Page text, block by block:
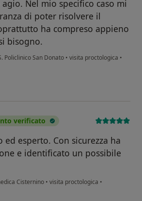
Nel mio specifico caso mi
di poter risolvere il
ha compreso appieno
bisogno.
Policlinico San Donato • visita proctologica •
Marinella Cosenza
verificato
esperto. Con sicurezza ha
e identificato un possibile
Cisternino • visita proctologica •
T